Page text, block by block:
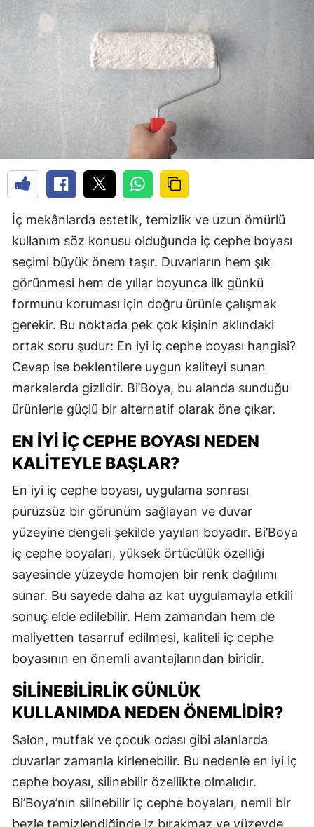
İç mekânlarda estetik, temizlik ve uzun ömürlü
kullanım söz konusu olduğunda iç cephe boyası
seçimi büyük önem taşır. Duvarların hem şık
görünmesi hem de yıllar boyunca ilk günkü
formunu koruması için doğru ürünle çalışmak
gerekir. Bu noktada pek çok kişinin aklındaki
ortak soru şudur: En iyi iç cephe boyası hangisi?
Cevap ise beklentilere uygun kaliteyi sunan
markalarda gizlidir. Bi’Boya, bu alanda sunduğu
ürünlerle güçlü bir alternatif olarak öne çıkar.
EN İYI İÇ CEPHE BOYASI NEDEN
KALITEYLE BAŞLAR?
En iyi iç cephe boyası, uygulama sonrası
pürüzsüz bir görünüm sağlayan ve duvar
yüzeyine dengeli şekilde yayılan boyadır. Bi’Boya
iç cephe boyaları, yüksek örtücülük özelliği
sayesinde yüzeyde homojen bir renk dağılımı
sunar. Bu sayede daha az kat uygulamayla etkili
sonuç elde edilebilir. Hem zamandan hem de
maliyetten tasarruf edilmesi, kaliteli iç cephe
boyasının en önemli avantajlarından biridir.
SILINEBILIRLIK GÜNLÜK
KULLANIMDA NEDEN ÖNEMLIDIR?
Salon, mutfak ve çocuk odası gibi alanlarda
duvarlar zamanla kirlenebilir. Bu nedenle en iyi iç
cephe boyası, silinebilir özellikte olmalıdır.
Bi’Boya’nın silinebilir iç cephe boyaları, nemli bir
bezle temizlendiğinde iz bırakmaz ve yüzeyde